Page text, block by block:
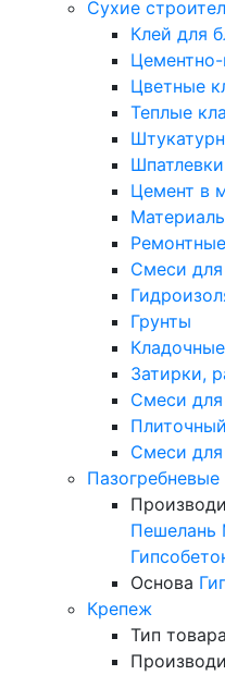
Сухие
Клей для
Цветные
Теплые
Шпатлевки
Цемент в
Смеси
Грунты
Затирки,
Смеси для
Смеси
Пешелань
Основа
Крепеж
Тип товара